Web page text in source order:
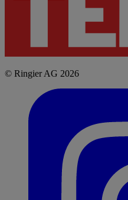
© Ringier AG 2026